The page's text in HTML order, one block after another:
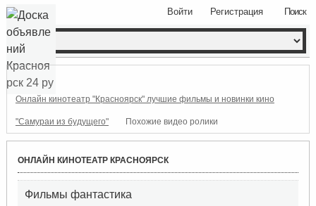
Поиск
Войти Регистрация
Онлайн кинотеатр "Красноярск" лучшие фильмы и новинки кино
"Самураи из будущего" Похожие видео ролики
ОНЛАЙН КИНОТЕАТР КРАСНОЯРСК
Фильмы фантастика